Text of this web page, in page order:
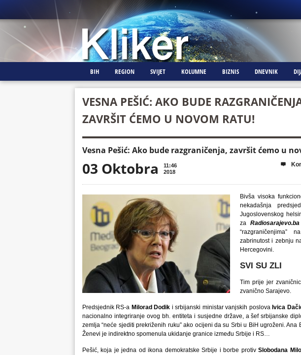
BIH REGION SVIJET KOLUMNE BIZNIS DNEVNIK
VESNA PEŠIĆ: AKO BUDE
ZAVRŠIT ĆEMO U NOVOM RATU!
Vesna Pešić: Ako bude razgraničenja, završit ćemo u
03 Oktobra
11:46
2018

Bivša visoka
nekadašnja
Jugoslovenskog
za Radiosarajevo.ba
“razgraničenjima”
zabrinutost i zebnju
Hercegovini.
SVI SU ZLI
Tim prije jer
zvanično Sarajevo.
Predsjednik RS-a Milorad Dodik i srbijanski ministar vanjskih poslova Ivica
nacionalno integriranje ovog bh. entiteta i susjedne države, a šef srbijanske
zemlja “neće sjediti prekriženih ruku” ako ocijeni da su Srbi u BiH ugroženi.
Ženevi je indirektno spomenula ukidanje granice između Srbije i RS…
Pešić, koja je jedna od ikona demokratske Srbije i borbe protivSlobodana